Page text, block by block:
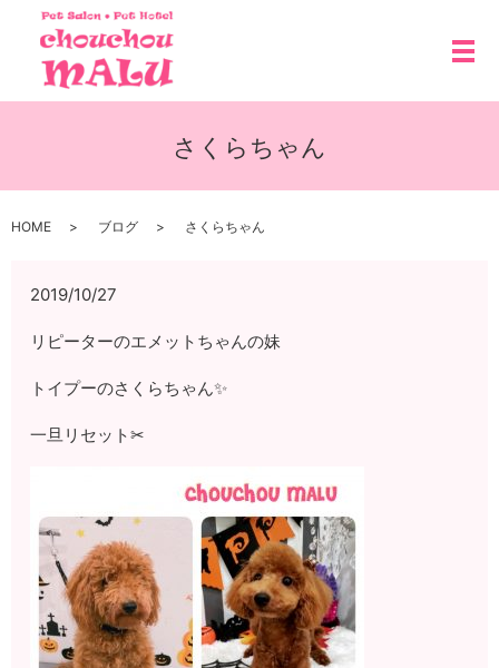
メ
さくらちゃん
HOME ブログ さくらちゃん
2019/10/27
リピーターのエメットちゃんの妹
トイプーのさくらちゃん✨
一旦リセット✂